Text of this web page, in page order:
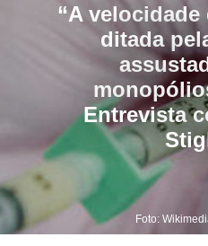
“A velocidade
ditada
Entrevista
Foto: